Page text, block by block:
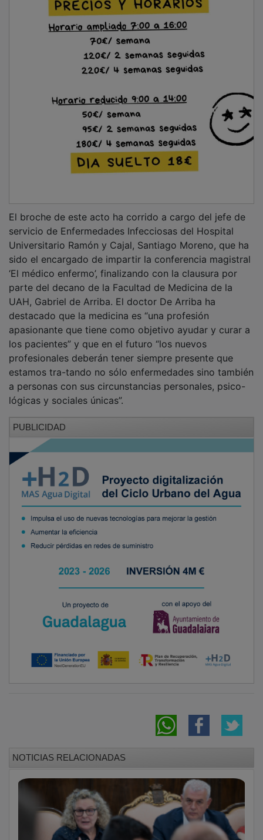
sido el encargado de impartir la conferencia magistral
‘El médico enfermo’, finalizando con la clausura por
parte del decano de la Facultad de Medicina de la
UAH, Gabriel de Arriba. El doctor De Arriba ha
destacado que la medicina es “una profesión
apasionante que tiene como objetivo ayudar y curar a
profesionales deberán tener siempre presente que
estamos tra-tando no sólo enfermedades sino también
a personas con sus circunstancias personales, psico-
lógicas y sociales únicas”.
NOTICIAS RELACIONADAS
La Diputación cerró el presupuesto de 2025
con un resultado positivo de 34,7 millones y
70,6 millones de remanente